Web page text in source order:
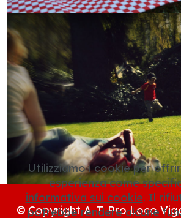
© Copyright A. T. Pro Loco
Utilizziamo i cookie per
esperienza come
informativa sui cookie. Il
potrebbe rendere alcune